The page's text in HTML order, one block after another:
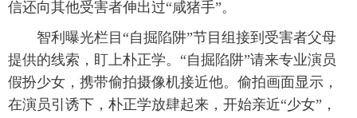
信还向其他受害者伸出过“咸猪手”。
智利曝光栏目“自掘陷阱”节目组接到受害者父母
提供的线索，盯上朴正学。“自掘陷阱”请来专业演员
假扮少女，携带偷拍摄像机接近他。偷拍画面显示，
在演员引诱下，朴正学放肆起来，开始亲近“少女”，